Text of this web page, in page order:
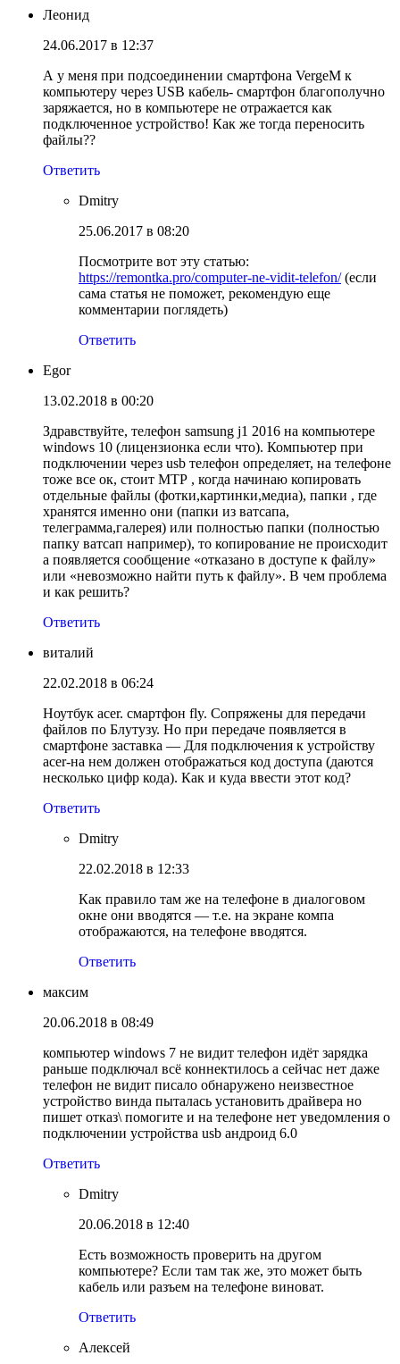
Леонид
24.06.2017 в 12:37
А у меня при подсоединении смартфона VergeM к
компьютеру через USB кабель- смартфон благополучно
заряжается, но в компьютере не отражается как
подключенное устройство! Как же тогда переносить
файлы??
Ответить
Dmitry
25.06.2017 в 08:20
Посмотрите вот эту статью:
https://remontka.pro/computer-ne-vidit-telefon/(если
сама статья не поможет, рекомендую еще
комментарии поглядеть)
Ответить
Egor
13.02.2018 в 00:20
Здравствуйте, телефон samsung j1 2016 на компьютере
windows 10 (лицензионка если что). Компьютер при
подключении через usb телефон определяет, на телефоне
тоже все ок, стоит МТР , когда начинаю копировать
отдельные файлы (фотки,картинки,медиа), папки , где
хранятся именно они (папки из ватсапа,
телеграмма,галерея) или полностью папки (полностью
папку ватсап например), то копирование не происходит
а появляется сообщение «отказано в доступе к файлу»
или «невозможно найти путь к файлу». В чем проблема
и как решить?
Ответить
виталий
22.02.2018 в 06:24
Ноутбук acer. смартфон fly. Сопряжены для передачи
файлов по Блутузу. Но при передаче появляется в
смартфоне заставка — Для подключения к устройству
acer-на нем должен отображаться код доступа (даются
несколько цифр кода). Как и куда ввести этот код?
Ответить
Dmitry
22.02.2018 в 12:33
Как правило там же на телефоне в диалоговом
окне они вводятся — т.е. на экране компа
отображаются, на телефоне вводятся.
Ответить
максим
20.06.2018 в 08:49
компьютер windows 7 не видит телефон идёт зарядка
раньше подключал всё коннектилось а сейчас нет даже
телефон не видит писало обнаружено неизвестное
устройство винда пыталась установить драйвера но
пишет отказ\ помогите и на телефоне нет уведомления о
подключении устройства usb андроид 6.0
Ответить
Dmitry
20.06.2018 в 12:40
Есть возможность проверить на другом
компьютере? Если там так же, это может быть
кабель или разъем на телефоне виноват.
Ответить
Алексей